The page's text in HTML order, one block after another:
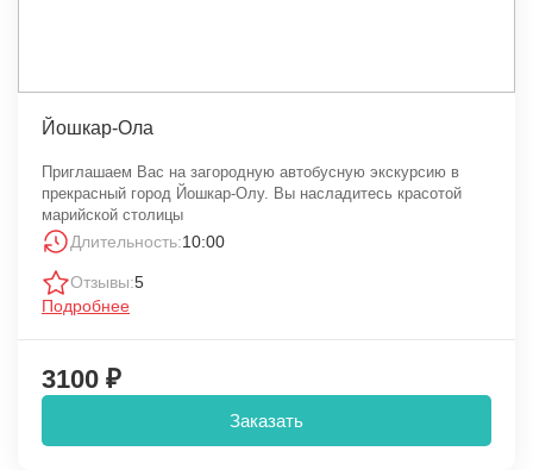
Йошкар-Ола
Приглашаем Вас на загородную автобусную экскурсию в
прекрасный город Йошкар-Олу. Вы насладитесь красотой
марийской столицы
Длительность:10:00
Отзывы:5
Подробнее
3100 ₽
Заказать